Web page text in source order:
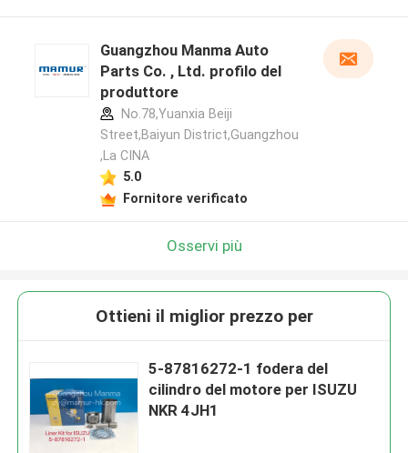
Guangzhou Manma Auto
Parts Co. , Ltd. profilo del
produttore
No.78,Yuanxia Beiji
Street,Baiyun District,Guangzhou
,La CINA
5.0
Fornitore verificato
Osservi più
Ottieni il miglior prezzo per
5-87816272-1 fodera del
cilindro del motore per ISUZU
NKR 4JH1